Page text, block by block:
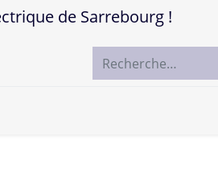
de Sarrebourg !